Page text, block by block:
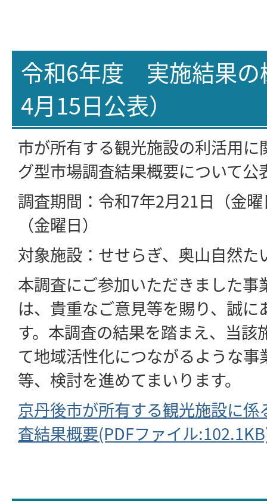
令和6年度 実施結果の
4月15日公表）
市が所有する観光施設の利活用に
グ型市場調査結果概要について公
調査期間：令和7年2月21日（金
（金曜日）
対象施設：せせらぎ、奥山自然た
本調査にご参加いただきました事
は、貴重なご意見等を賜り、誠
す。本調査の結果を踏まえ、当該
て地域活性化につながるような
等、検討を進めてまいります。
京丹後市が所有する観光施設に係
査結果概要(PDFファイル